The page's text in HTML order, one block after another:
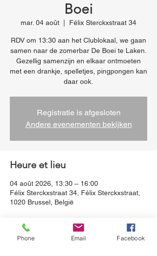
Boei
mar. 04 août Félix Sterckxstraat 34
RDV om 13:30 aan het Clublokaal, we gaan
samen naar de zomerbar De Boei te Laken.
Gezellig samenzijn en elkaar ontmoeten
met een drankje, spelletjes, pingpongen kan
daar ook.
Registratie is afgesloten
Andere evenementen bekijken
Heure et lieu
04 août 2026, 13:30 – 16:00
Félix Sterckxstraat 34, Félix Sterckxstraat,
1020 Brussel, België
À propos de l'événement
Phone Email Facebook